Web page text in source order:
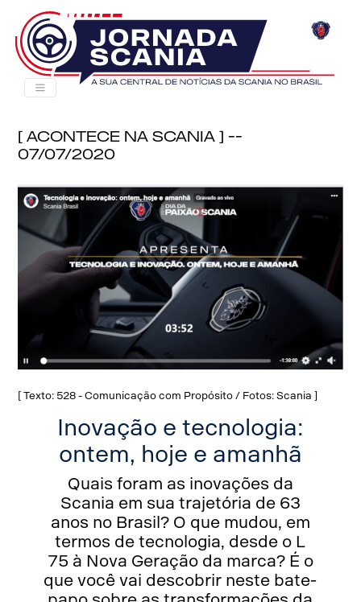
[ Acontece na Scania ] --
07/07/2020
[ Texto: 528 - Comunicação com Propósito / Fotos: Scania ]
Inovação e tecnologia:
ontem, hoje e amanhã
Quais foram as inovações da
Scania em sua trajetória de 63
anos no Brasil? O que mudou, em
termos de tecnologia, desde o L
75 à Nova Geração da marca? É o
que você vai descobrir neste bate-